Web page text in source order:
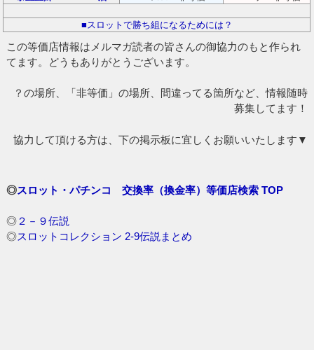
■スロットで勝ち組になるためには？
この等価店情報はメルマガ読者の皆さんの御協力のもと作られ
てます。どうもありがとうございます。
？の場所、「非等価」の場所、間違ってる箇所など、情報随時
募集してます！
協力して頂ける方は、下の掲示板に宜しくお願いいたします▼
◎スロット・パチンコ 交換率（換金率）等価店検索 TOP
◎２－９伝説
◎スロットコレクション 2-9伝説まとめ